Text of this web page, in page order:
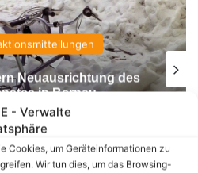
- Verwalte
Cookies, um Geräteinformationen zu
Wir tun dies, um das Browsing-
Neuausrichtung des
in Bernau